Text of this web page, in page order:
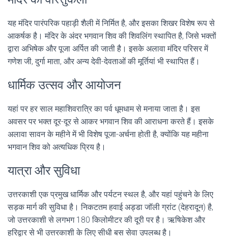
यह मंदिर पारंपरिक पहाड़ी शैली में निर्मित है, और इसका शिखर विशेष रूप से
आकर्षक है। मंदिर के अंदर भगवान शिव की शिवलिंग स्थापित है, जिसे भक्तों
द्वारा अभिषेक और पूजा अर्पित की जाती है। इसके अलावा मंदिर परिसर में
गणेश जी, दुर्गा माता, और अन्य देवी-देवताओं की मूर्तियां भी स्थापित हैं।
धार्मिक उत्सव और आयोजन
यहां पर हर साल महाशिवरात्रि का पर्व धूमधाम से मनाया जाता है। इस
अवसर पर भक्त दूर-दूर से आकर भगवान शिव की आराधना करते हैं। इसके
अलावा सावन के महीने में भी विशेष पूजा-अर्चना होती है, क्योंकि यह महीना
भगवान शिव को अत्यधिक प्रिय है।
यात्रा और सुविधा
उत्तरकाशी एक प्रमुख धार्मिक और पर्यटन स्थल है, और यहां पहुंचने के लिए
सड़क मार्ग की सुविधा है। निकटतम हवाई अड्डा जॉली ग्रांट (देहरादून) है,
जो उत्तरकाशी से लगभग 180 किलोमीटर की दूरी पर है। ऋषिकेश और
हरिद्वार से भी उत्तरकाशी के लिए सीधी बस सेवा उपलब्ध है।